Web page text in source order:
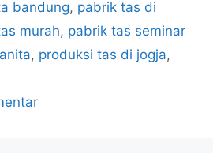
bandung, pabrik tas di
murah, pabrik tas seminar
, produksi tas di jogja,